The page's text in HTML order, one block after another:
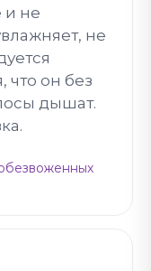
и не
не
что он без
дышат.